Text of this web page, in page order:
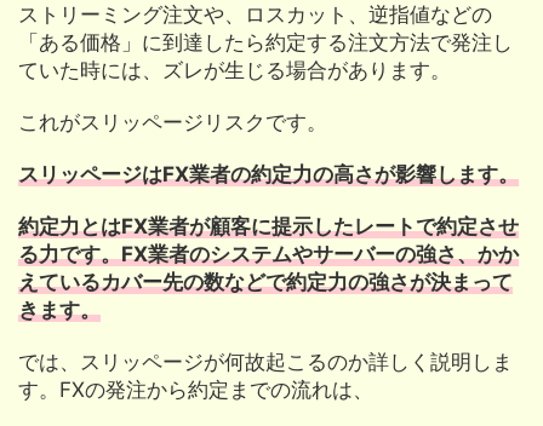
ストリーミング注文や、ロスカット、逆指値などの
「ある価格」に到達したら約定する注文方法で発注し
ていた時には、ズレが生じる場合があります。
これがスリッページリスクです。
スリッページはFX業者の約定力の高さが影響します。
約定力とはFX業者が顧客に提示したレートで約定させ
る力です。FX業者のシステムやサーバーの強さ、かか
えているカバー先の数などで約定力の強さが決まって
きます。
では、スリッページが何故起こるのか詳しく説明しま
す。FXの発注から約定までの流れは、